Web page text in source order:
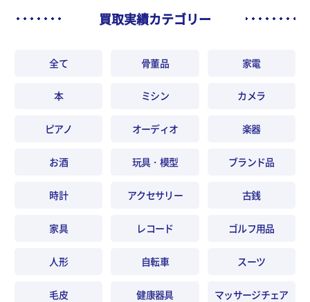
買取実績カテゴリー
全て 骨董品 家電
本 ミシン カメラ
ピアノ オーディオ 楽器
お酒 玩具・模型 ブランド品
時計 アクセサリー 古銭
家具 レコード ゴルフ用品
人形 自転車 スーツ
毛皮 健康器具 マッサージチェア